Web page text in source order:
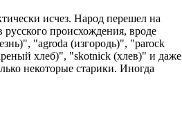
исчез. Народ перешел на
происхождения, вроде
"agroda (изгородь)", "parock
хлеб)", "skotnick (хлев)" и даже
некоторые старики. Иногда